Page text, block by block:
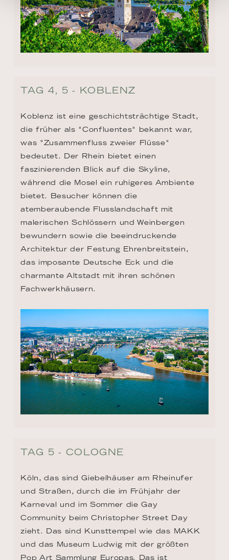
TAG 4, 5 - KOBLENZ
Koblenz ist eine geschichtsträchtige Stadt,
die früher als "Confluentes" bekannt war,
was "Zusammenfluss zweier Flüsse"
bedeutet. Der Rhein bietet einen
faszinierenden Blick auf die Skyline,
während die Mosel ein ruhigeres Ambiente
bietet. Besucher können die
atemberaubende Flusslandschaft mit
malerischen Schlössern und Weinbergen
bewundern sowie die beeindruckende
Architektur der Festung Ehrenbreitstein,
das imposante Deutsche Eck und die
charmante Altstadt mit ihren schönen
Fachwerkhäusern.
TAG 5 - COLOGNE
Köln, das sind Giebelhäuser am Rheinufer
und Straßen, durch die im Frühjahr der
Karneval und im Sommer die Gay
Community beim Christopher Street Day
zieht. Das sind Kunsttempel wie das MAKK
und das Museum Ludwig mit der größten
Pop Art Sammlung Europas. Das ist